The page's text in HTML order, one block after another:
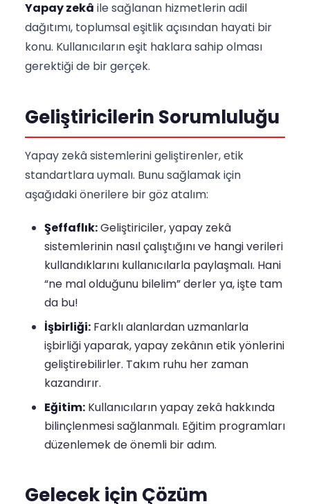
Yapay zekâ ile sağlanan hizmetlerin adil
dağıtımı, toplumsal eşitlik açısından hayati bir
konu. Kullanıcıların eşit haklara sahip olması
gerektiği de bir gerçek.
Geliştiricilerin Sorumluluğu
Yapay zekâ sistemlerini geliştirenler, etik
standartlara uymalı. Bunu sağlamak için
aşağıdaki önerilere bir göz atalım:
Şeffaflık:Geliştiriciler, yapay zekâ
sistemlerinin nasıl çalıştığını ve hangi verileri
kullandıklarını kullanıcılarla paylaşmalı. Hani
“ne mal olduğunu bilelim” derler ya, işte tam
da bu!
İşbirliği: Farklı alanlardan uzmanlarla
işbirliği yaparak, yapay zekânın etik yönlerini
geliştirebilirler. Takım ruhu her zaman
kazandırır.
Eğitim: Kullanıcıların yapay zekâ hakkında
bilinçlenmesi sağlanmalı. Eğitim programları
düzenlemek de önemli bir adım.
Gelecek için Çözüm